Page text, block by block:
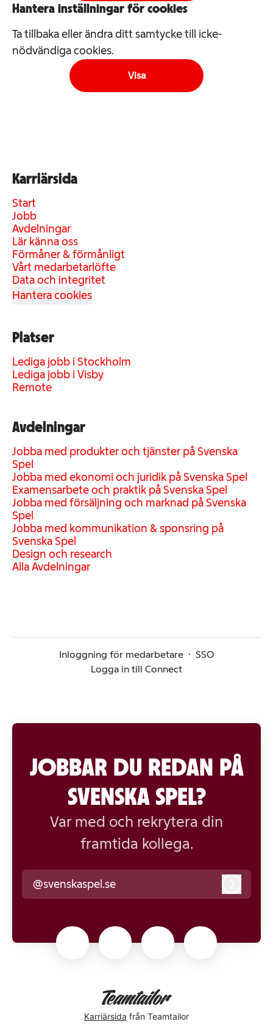
Hantera inställningar för cookies
Ta tillbaka eller ändra ditt samtycke till icke-
nödvändiga cookies.
Visa
Karriärsida
Start
Jobb
Avdelningar
Lär känna oss
Förmåner & förmånligt
Vårt medarbetarlöfte
Data och integritet
Hantera cookies
Platser
Lediga jobb i Stockholm
Lediga jobb i Visby
Remote
Avdelningar
Jobba med produkter och tjänster på Svenska
Spel
Jobba med ekonomi och juridik på Svenska Spel
Examensarbete och praktik på Svenska Spel
Jobba med försäljning och marknad på Svenska
Spel
Jobba med kommunikation & sponsring på
Svenska Spel
Design och research
Alla Avdelningar
Inloggning för medarbetare · SSO
Logga in till Connect
JOBBAR DU REDAN PÅ
SVENSKA SPEL?
Var med och rekrytera din
framtida kollega.
@svenskaspel.se
Karriärsida från Teamtailor